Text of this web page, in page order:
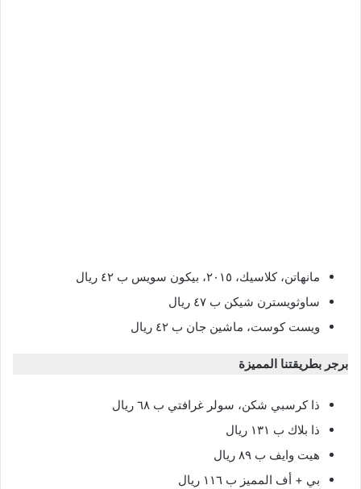
مانهاتن، كلاسيك، ٢٠١٥، بيكون سويس ب ٤٢ ريال
ساوثويسترن شيكن ب ٤٧ ريال
ويست كوست، ماشين جان ب ٤٢ ريال
برجر بطريقتنا المميزة
ذا كرسبي شكن، سولر غرافتي ب ٦٨ ريال
ذا بلاك ب ١٣١ ريال
هيت وايف ب ٨٩ ريال
بي + أف المميز ب ١١٦ ريال